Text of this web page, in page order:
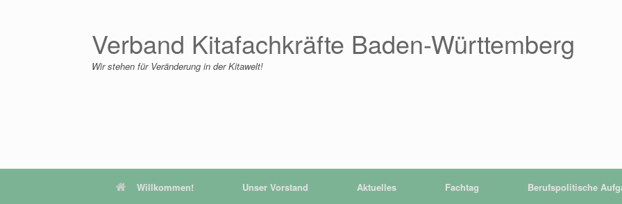
Verband Kitafachkräfte Baden-Württemberg
Wir stehen für Veränderung in der Kitawelt!
Willkommen! Unser Vorstand Aktuelles Fachtag Berufspolitische